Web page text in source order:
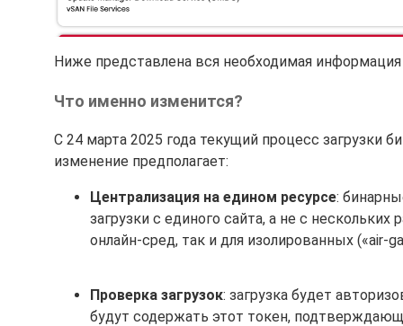
Ниже представлена вся необходимая
Что именно изменится?
С 24 марта 2025 года текущий процесс
изменение предполагает:
Централизация на едином ресурсе:
загрузки с единого сайта, а не с
онлайн-сред, так и для изолированных («air-
Проверка загрузок: загрузка будет
будут содержать этот токен,